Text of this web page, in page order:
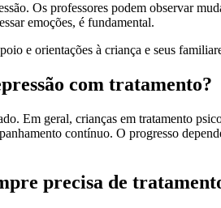
Os professores podem observar
emoções, é fundamental.
e orientações à criança e seus
com tratamento?
Em geral, crianças em tratamento
contínuo. O progresso
precisa de